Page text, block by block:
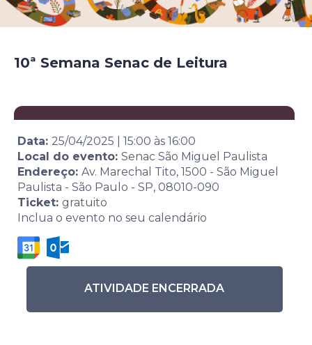
10ª Semana Senac de Leitura
Data: 25/04/2025 15:00 às 16:00
Local do evento: Senac São Miguel Paulista
Endereço: Av. Marechal Tito, 1500 - São Miguel
Paulista - São Paulo - SP, 08010-090
Ticket: gratuito
Inclua o evento no seu calendário
ATIVIDADE ENCERRADA